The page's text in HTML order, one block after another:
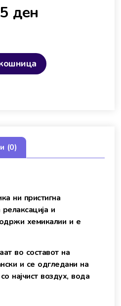
ден
(0)
ни пристигна
и
хемикалии и е
во составот на
и се одгледани на
најчист воздух, вода